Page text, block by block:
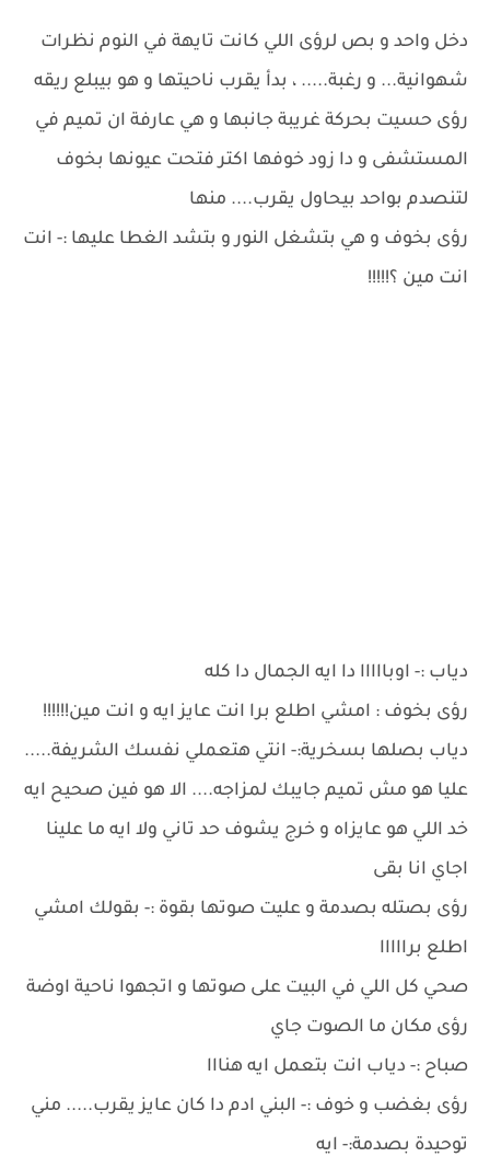
دخل واحد و بص لرؤى اللي كانت تايهة في النوم نظرات
شهوانية... و رغبة..... ، بدأ يقرب ناحيتها و هو بيبلع ريقه
رؤى حسيت بحركة غريبة جانبها و هي عارفة ان تميم في
المستشفى و دا زود خوفها اكتر فتحت عيونها بخوف
لتنصدم بواحد بيحاول يقرب.... منها
رؤى بخوف و هي بتشغل النور و بتشد الغطا عليها :- انت
انت مين ؟!!!!!
دياب :- اوبااااا دا ايه الجمال دا كله
رؤى بخوف : امشي اطلع برا انت عايز ايه و انت مين!!!!!!
دياب بصلها بسخرية:- انتي هتعملي نفسك الشريفة.....
عليا هو مش تميم جايبك لمزاجه.... الا هو فين صحيح ايه
خد اللي هو عايزاه و خرج يشوف حد تاني ولا ايه ما علينا
اجاي انا بقى
رؤى بصتله بصدمة و عليت صوتها بقوة :- بقولك امشي
اطلع برااااا
صحي كل اللي في البيت على صوتها و اتجهوا ناحية اوضة
رؤى مكان ما الصوت جاي
صباح :- دياب انت بتعمل ايه هنااا
رؤى بغضب و خوف :- البني ادم دا كان عايز يقرب..... مني
توحيدة بصدمة:- ايه